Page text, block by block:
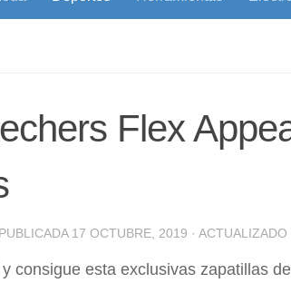
Flex
17 OCTUBRE, 2019 · ACTUALIZADO
consigue esta exclusivas zapatillas